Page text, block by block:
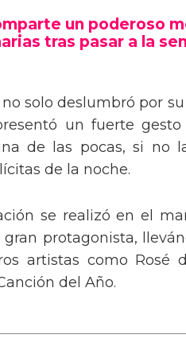
un poderoso
tras pasar a la
solo deslumbró por
un fuerte
de las pocas, si no
de la noche.
se realizó en el
gran protagonista,
artistas como Rosé
del Año.